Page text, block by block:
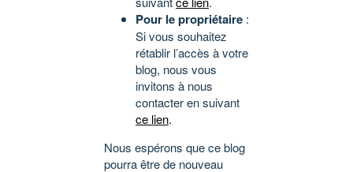
Pour le propriétaire :
Si vous souhaitez
rétablir l’accès à votre
blog, nous vous
invitons à nous
contacter en suivant
ce lien.
Nous espérons que ce blog
pourra être de nouveau